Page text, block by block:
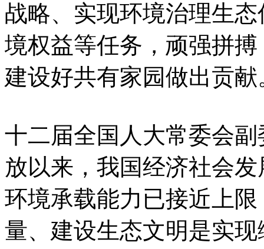
战略、实现环境治理生
境权益等任务，顽强拼
建设好共有家园做出贡献
十二届全国人大常委会
放以来，我国经济社会
环境承载能力已接近上
量、建设生态文明是实